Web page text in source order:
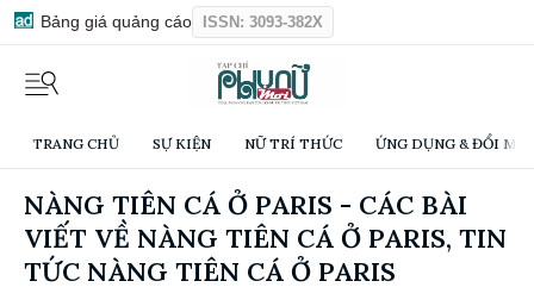
Bảng giá quảng cáo ISSN: 3093-382X
TRANG CHỦ SỰ KIỆN NỮ TRÍ THỨC ỨNG DỤNG & ĐỔI
NÀNG TIÊN CÁ Ở PARIS - CÁC BÀI
VIẾT VỀ NÀNG TIÊN CÁ Ở PARIS, TIN
TỨC NÀNG TIÊN CÁ Ở PARIS